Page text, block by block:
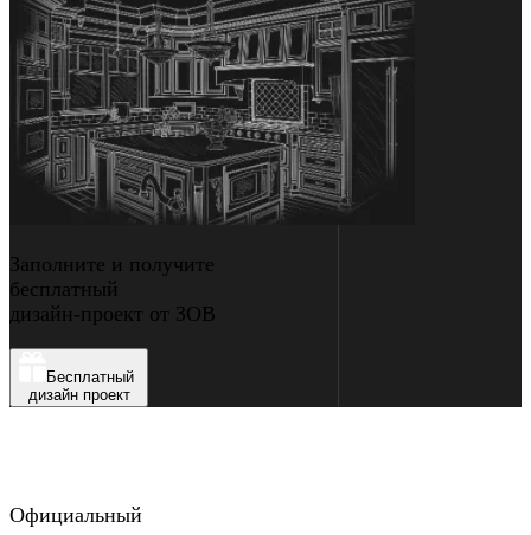
Заполните и получите
бесплатный
дизайн-проект от ЗОВ
Бесплатный
дизайн проект
Официальный